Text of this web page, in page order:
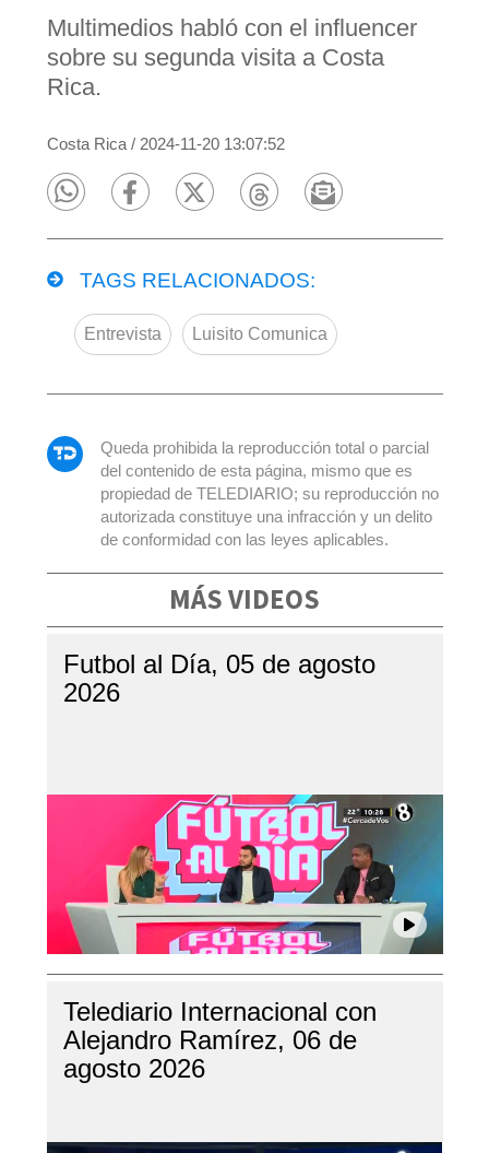
Multimedios habló con el influencer
sobre su segunda visita a Costa
Rica.
Costa Rica/ 2024-11-20 13:07:52
TAGS RELACIONADOS:
Entrevista Luisito Comunica
Queda prohibida la reproducción total o parcial
del contenido de esta página, mismo que es
propiedad de TELEDIARIO; su reproducción no
autorizada constituye una infracción y un delito
de conformidad con las leyes aplicables.
MÁS VIDEOS
Futbol al Día, 05 de agosto
2026
Telediario Internacional con
Alejandro Ramírez, 06 de
agosto 2026